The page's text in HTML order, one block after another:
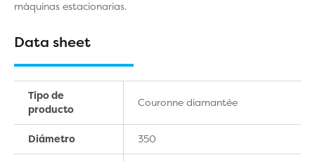
máquinas estacionarias.
Data sheet
Tipo de
producto
Couronne diamantée
Diámetro 350